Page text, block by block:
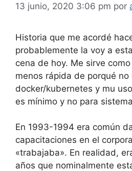
13 junio, 2020 3:06 pm por
Historia que me acordé
probablemente la voy a
cena de hoy. Me sirve
menos rápida de porqué no
docker/kubernetes y mu
es mínimo y no para
En 1993-1994 era común
capacitaciones en el
«trabajaba». En realidad,
años que nominalmente